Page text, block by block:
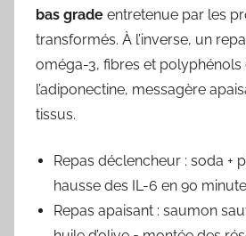
bas grade entretenue par les
transformés. À l’inverse, un
oméga-3, fibres et polyphénols
l’adiponectine, messagère
tissus.
Repas déclencheur : soda +
hausse des IL-6 en 90
Repas apaisant : saumon